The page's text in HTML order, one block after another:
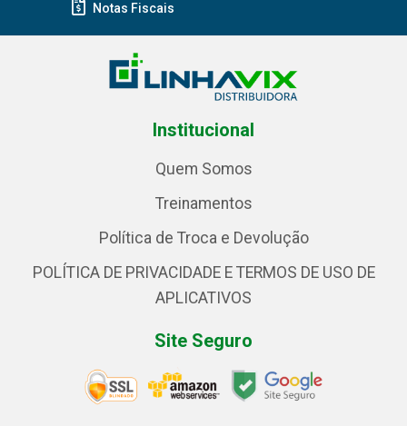
Notas Fiscais
Institucional
Quem Somos
Treinamentos
Política de Troca e Devolução
POLÍTICA DE PRIVACIDADE E TERMOS DE USO DE
APLICATIVOS
Site Seguro